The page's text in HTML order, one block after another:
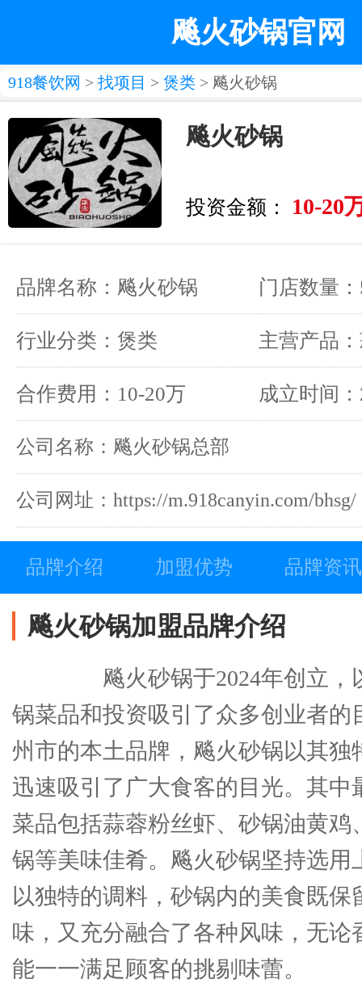
飚火砂锅官网
918餐饮网 > 找项目 > 煲类 > 飚火砂锅
飚火砂锅
投资金额： 10-20
品牌名称：飚火砂锅 门店数量
行业分类：煲类 主营产品
锅油黄鸡,
合作费用：10-20万 成立时间
公司名称：飚火砂锅总部
公司网址：https://m.918canyin.com/bhsg/
品牌介绍 加盟优势 品牌资讯
飚火砂锅加盟品牌介绍
飚火砂锅于2024年创立，
锅菜品和投资吸引了众多创业者的
州市的本土品牌，飚火砂锅以其独
迅速吸引了广大食客的目光。其中
菜品包括蒜蓉粉丝虾、砂锅油黄鸡
锅等美味佳肴。飚火砂锅坚持选用
以独特的调料，砂锅内的美食既保
味，又充分融合了各种风味，无论
能一一满足顾客的挑剔味蕾。